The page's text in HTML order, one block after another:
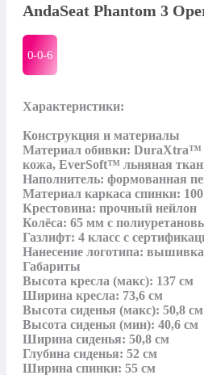
AndaSeat Phantom 3
0-0-6
Характеристики:
Конструкция и материалы
Материал обивки: DuraXtra™
кожа, EverSoft™ льняная
Наполнитель: формованная
Материал каркаса спинки:
Крестовина: прочный нейлон
Колёса: 65 мм с
Газлифт: 4 класс с
Нанесение логотипа: вышивка
Габариты
Высота кресла (макс): 137 см
Ширина кресла: 73,6 см
Высота сиденья (макс): 50,8 см
Высота сиденья (мин): 40,6 см
Ширина сиденья: 50,8 см
Глубина сиденья: 52 см
Ширина спинки: 55 см